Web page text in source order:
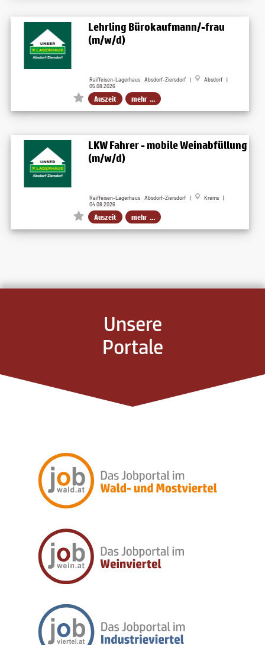
Lehrling Bürokaufmann/-frau
(m/w/d)
Raiffeisen-Lagerhaus Absdorf-Ziersdorf |
Absdorf |
05.08.2026
Auszeit mehr ...
LKW Fahrer - mobile Weinabfüllung
(m/w/d)
Raiffeisen-Lagerhaus Absdorf-Ziersdorf |
Krems |
04.08.2026
Auszeit mehr ...
Unsere
Portale